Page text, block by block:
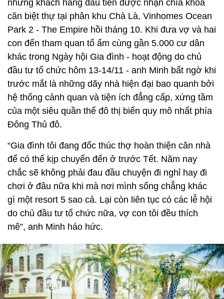
những khách hàng đầu tiên được nhận chìa khóa
căn biệt thự tại phân khu Chà Là, Vinhomes Ocean
Park 2 - The Empire hồi tháng 10. Khi đưa vợ và hai
con đến tham quan tổ ấm cùng gần 5.000 cư dân
khác trong Ngày hội Gia đình - hoạt động do chủ
đầu tư tổ chức hôm 13-14/11 - anh Minh bất ngờ khi
trước mắt là những dãy nhà hiện đại bao quanh bởi
hệ thống cảnh quan và tiện ích đẳng cấp, xứng tầm
của một siêu quần thể đô thị biển quy mô nhất phía
Đông Thủ đô.
“Gia đình tôi đang đốc thúc thợ hoàn thiện căn nhà
để có thể kịp chuyển đến ở trước Tết. Năm nay
chắc sẽ không phải đau đầu chuyện đi nghỉ hay đi
chơi ở đâu nữa khi mà nơi mình sống chẳng khác
gì một resort 5 sao cả. Lại còn liên tục có các lễ hội
do chủ đầu tư tổ chức nữa, vợ con tôi đều thích
mê”, anh Minh háo hức.